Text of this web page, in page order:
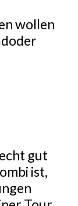
wollen
gut
ist,